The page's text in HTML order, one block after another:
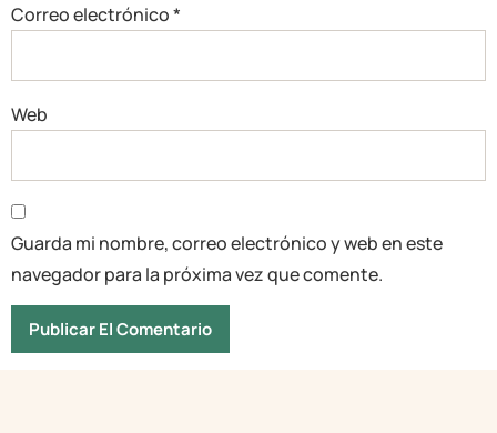
Correo electrónico*
Web
Guarda mi nombre, correo electrónico y web en este
navegador para la próxima vez que comente.